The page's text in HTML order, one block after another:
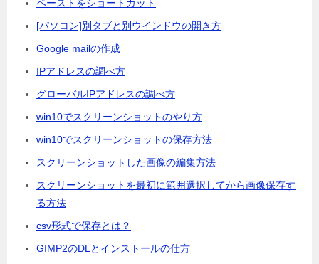
ペーストをショートカット
[パソコン]別タブと別ウインドウの開き方
Google mailの作成
IPアドレスの調べ方
グローバルIPアドレスの調べ方
win10でスクリーンショットのやり方
win10でスクリーンショットの保存方法
スクリーンショットした画像の編集方法
スクリーンショットを最初に範囲選択してから画像保存す
る方法
csv形式で保存とは？
GIMP2のDLとインストールの仕方